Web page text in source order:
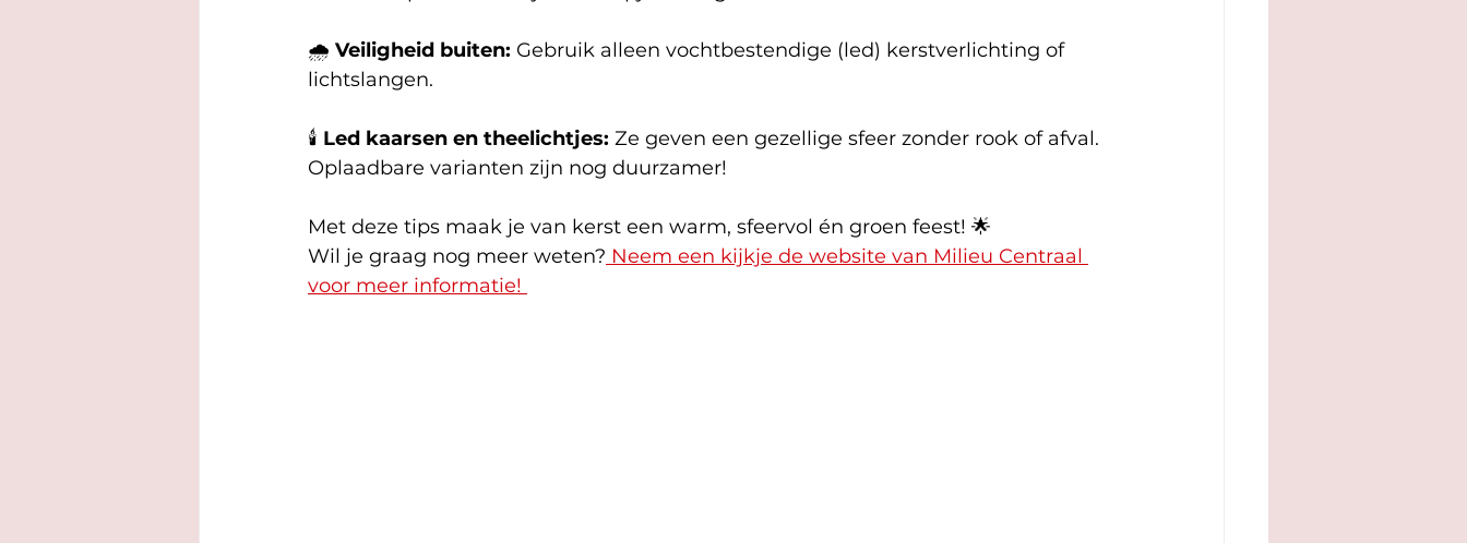
🌧️ Veiligheid buiten: Gebruik alleen vochtbestendige (led) kerstverlichting of
lichtslangen.
🕯️ Led kaarsen en theelichtjes: Ze geven een gezellige sfeer zonder rook of afval.
Oplaadbare varianten zijn nog duurzamer!
Met deze tips maak je van kerst een warm, sfeervol én groen feest! 🌟
Wil je graag nog meer weten? Neem een kijkje de website van Milieu Centraal
voor meer informatie!